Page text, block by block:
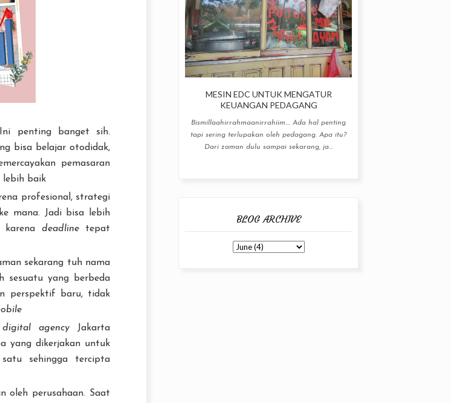
penting banget sih.
bisa belajar otodidak,
pemasaran
lebih baik
profesional, strategi
mana. Jadi bisa lebih
karena deadlinetepat
sekarang tuh nama
sesuatu yang berbeda
perspektif baru, tidak
digital agencyJakarta
yang dikerjakan untuk
sehingga tercipta
oleh perusahaan. Saat
MESIN EDC UNTUK MENGATUR
KEUANGAN PEDAGANG
Bismillaahirrahmaanirrahiim.... Ada hal penting
tapi sering terlupakan oleh pedagang. Apa itu?
Dari zaman dulu sampai sekarang, ja...
BLOG ARCHIVE